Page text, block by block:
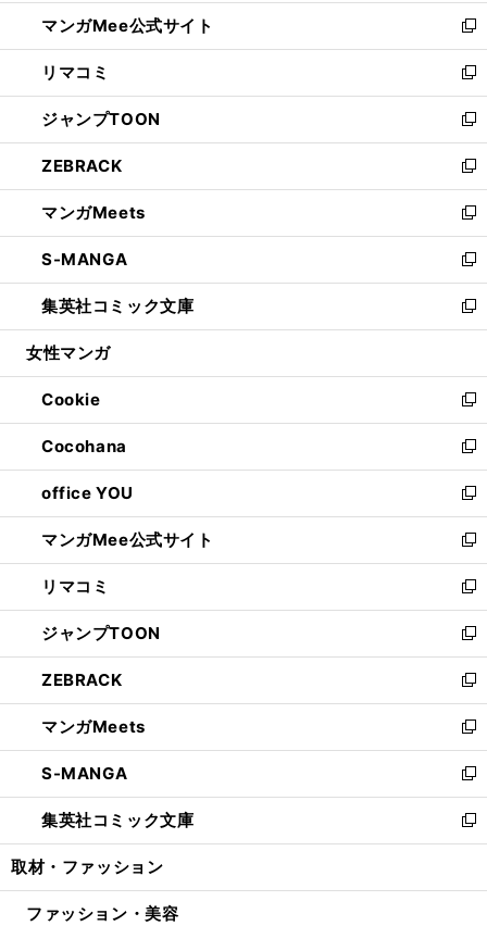
く
ン
ド
ウ
で
開
く
ウ
ィ
ン
ド
ウ
で
開
く
し
い
ウ
ィ
ン
ド
ウ
で
開
く
マンガMee公式サイト
新
し
い
ウ
ィ
ン
ド
ウ
で
開
く
リマコミ
新
し
い
ウ
ィ
ン
ド
ウ
で
開
く
ジャンプTOON
新
し
い
ウ
ィ
ン
ド
ウ
で
開
ZEBRACK
新
し
い
ウ
ィ
ン
ド
ウ
開
く
マンガMeets
新
し
い
ウ
ィ
ン
ウ
で
開
く
S-MANGA
新
し
い
ウ
ン
ド
ウ
で
開
く
集英社コミック文庫
新
し
ウ
ィ
ン
ド
ウ
で
開
く
女性マンガ
Cookie
新
し
い
ウ
ィ
ン
ド
ウ
で
開
く
Cocohana
新
し
い
ウ
ィ
ン
ド
ウ
で
開
く
office YOU
新
し
い
ウ
ィ
ン
ド
ウ
で
開
く
マンガMee公式サイト
新
し
い
ウ
ィ
ン
ド
ウ
で
開
く
リマコミ
新
し
い
ウ
ィ
ン
ド
ウ
で
開
く
ジャンプTOON
新
し
い
ウ
ィ
ン
ド
ウ
で
開
ZEBRACK
新
し
い
ウ
ィ
ン
ド
ウ
開
マンガMeets
新
し
い
ウ
ィ
ン
ウ
S-MANGA
新
し
い
ウ
ン
集英社コミック文庫
新
し
ウ
取材・ファッション
ファッション・美容